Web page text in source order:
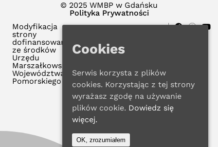
© 2025 WMBP w Gdańsku
Polityka Prywatności
Modyfikacja
strony
dofinansowana
ze środków
Urzędu
Marszałkowskiego
Województwa
Pomorskiego
Cookies
Serwis korzysta z plików
cookies. Korzystając z tej strony
wyrażasz zgodę na używanie
plików cookie. Dowiedz się
więcej.
OK, zrozumiałem